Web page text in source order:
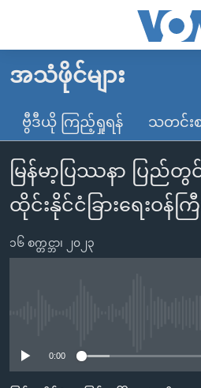
လွယ်ကူ
သည့်
Link
များ
ပင်မ
သို့
မူလစာမျက်နှာ
မြန်မာ
ကမ္ဘာ့သတင်းများ
နိုင်ငံတကာ
အမေရိကန်
အစ္စရေး-ပါလက်စတိုင်း
ဗွီဒီယို
သတင်းလွတ်လပ်ခွင့်
ရပ်ဝန်းတခု လမ်းတခု အလွန်
အင်္ဂလိပ်စာလေ့လာမယ်
အသံဖိုင်များ
ဗွီဒီယို ကြည့်ရှုရန် သတင်းစ
မြန်မာ့ပြဿနာ ပြည်တွ
ထိုင်းနိုင်ငံခြားရေးဝန်ကြီ
၁၆ စက္တင္ဘာ၊ ၂၀၂၃
0:00